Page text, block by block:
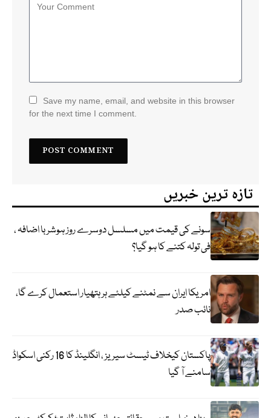
Save my name, email, and website in this browser
for the next time I comment.
تازہ ترین خبریں
سونے کی قیمت میں مسلسل دوسرے روز ہوشربا اضافہ ،
فی تولہ کتنے کا ہو گیا؟
امریکا ایران سے نمٹنے کیلئے ہر ہتھیار استعمال کرے گا،
نائب صدر
پاکستان کیخلاف ٹیسٹ سیریز ، انگلینڈ کا 16 رکنی اسکواڈ
سامنے آ گیا